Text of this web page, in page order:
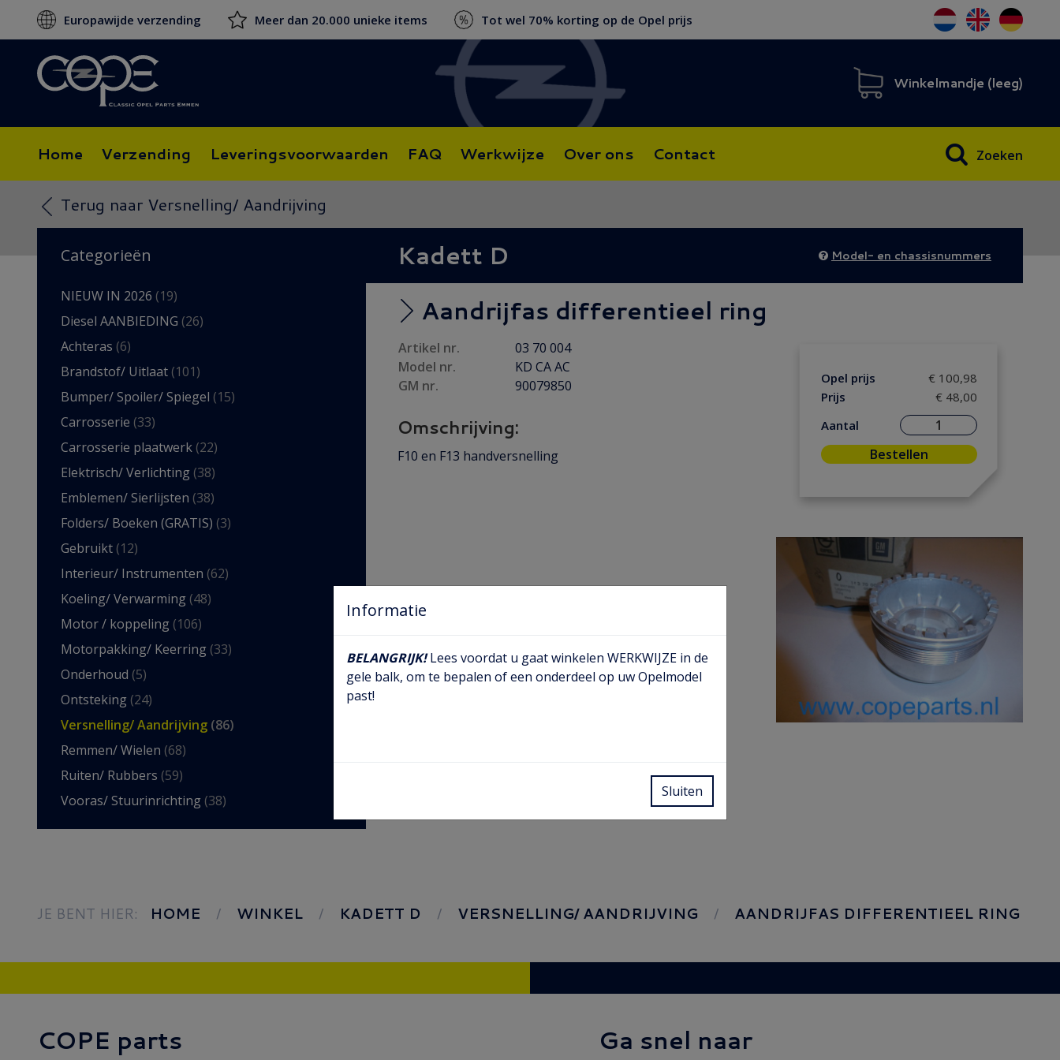
Europawijde verzending Meer dan 20.000 unieke items Tot wel 70% korting op de Opel prijs
Winkelmandje (leeg)
Home Verzending Leveringsvoorwaarden FAQ Werkwijze Over ons Contact Zoeken
Terug naar Versnelling/ Aandrijving
Categorieën
NIEUW IN 2026 (19)
Diesel AANBIEDING (26)
Achteras (6)
Brandstof/ Uitlaat (101)
Bumper/ Spoiler/ Spiegel (15)
Carrosserie (33)
Carrosserie plaatwerk (22)
Elektrisch/ Verlichting (38)
Emblemen/ Sierlijsten (38)
Folders/ Boeken (GRATIS) (3)
Gebruikt (12)
Interieur/ Instrumenten (62)
Koeling/ Verwarming (48)
Motor / koppeling (106)
Motorpakking/ Keerring (33)
Onderhoud (5)
Ontsteking (24)
Versnelling/ Aandrijving (86)
Remmen/ Wielen (68)
Ruiten/ Rubbers (59)
Vooras/ Stuurinrichting (38)
Kadett D Model- en chassisnummers
Aandrijfas differentieel ring
Artikel nr.
03 70 004
Model nr.
KD CA AC
GM nr.
90079850
Omschrijving:
F10 en F13 handversnelling
Opel prijs
€ 100,98
Prijs
€ 48,00
Aantal
Bestellen
JE BENT HIER: HOME WINKEL KADETT D VERSNELLING/ AANDRIJVING AANDRIJFAS DIFFERENTIEEL RING
COPE parts Ga snel naar
Informatie
BELANGRIJK!Lees voordat u gaat winkelen WERKWIJZE in de
gele balk, om te bepalen of een onderdeel op uw Opelmodel
past!
Sluiten